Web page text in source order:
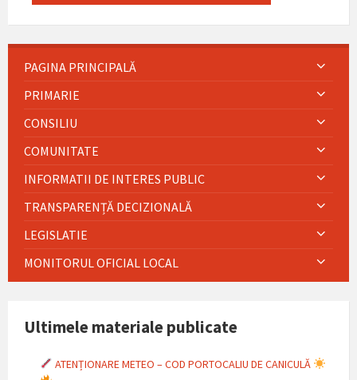
PAGINA PRINCIPALĂ
PRIMARIE
CONSILIU
COMUNITATE
INFORMATII DE INTERES PUBLIC
TRANSPARENȚĂ DECIZIONALĂ
LEGISLATIE
MONITORUL OFICIAL LOCAL
Ultimele materiale publicate
ATENȚIONARE METEO – COD PORTOCALIU DE CANICULĂ